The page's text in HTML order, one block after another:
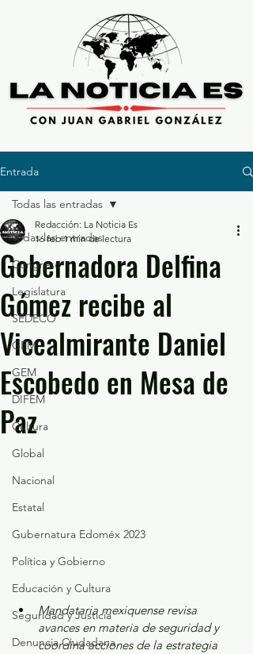
Entrada
Todas las entradas
Congreso
Legislatura
SEDECO
GEM
GEM
DIFEM
Cultura
Global
Nacional
Estatal
Gubernatura Edoméx 2023
Política y Gobierno
Educación y Cultura
Seguridad y Justicia
Denuncia Ciudadana
Todas las entradas
Gobernadora Delfina
Gómez recibe al
Vicealmirante Daniel
Escobedo en Mesa de
Paz
Redacción: La Noticia Es
16 feb 1 min de lectura
Mandataria mexiquense revisa
avances en materia de seguridad y
coordina acciones de la estrategia